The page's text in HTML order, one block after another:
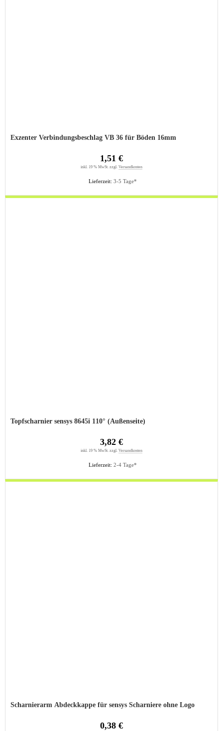
Exzenter Verbindungsbeschlag VB 36 für Böden 16mm
Lieferzeit: 3-5 Tage*
1,51 €
inkl. 19 % MwSt. zzgl. Versandkosten
Topfscharnier sensys 8645i 110° (Außenseite)
Lieferzeit: 2-4 Tage*
3,82 €
inkl. 19 % MwSt. zzgl. Versandkosten
Scharnierarm Abdeckkappe für sensys Scharniere ohne Logo
0,38 €